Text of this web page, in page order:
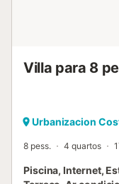
Villa para 8
Urbanizacion
8 pess. 4 quartos
Piscina, Internet,